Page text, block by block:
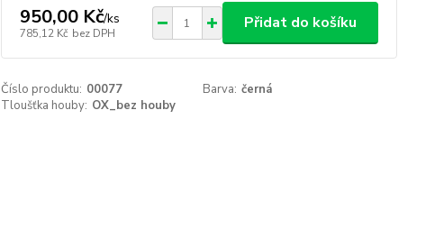
950,00 Kč/ks
785,12 Kč bez DPH
Přidat do košíku
Číslo produktu: 00077 Barva: černá
Tloušťka houby: OX_bez houby